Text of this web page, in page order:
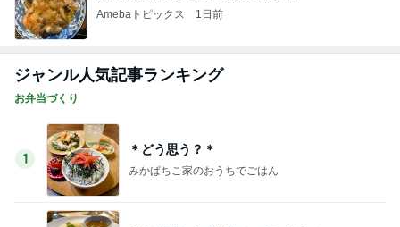
Amebaトピックス 1日前
ジャンル人気記事ランキング
お弁当づくり
1
＊どう思う？＊
みかぱちこ家のおうちでごはん